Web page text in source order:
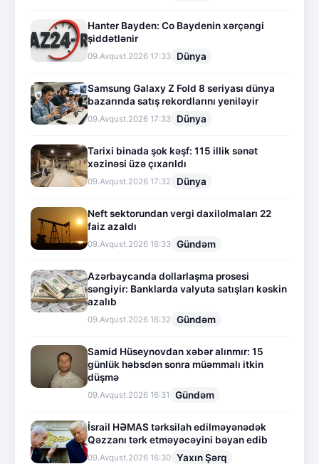
Hanter Bayden: Co Baydenin xərçəngi
şiddətlənir
09.Avqust.2026 17:33 Dünya
Samsung Galaxy Z Fold 8 seriyası dünya
bazarında satış rekordlarını yeniləyir
09.Avqust.2026 17:33 Dünya
Tarixi binada şok kəşf: 115 illik sənət
xəzinəsi üzə çıxarıldı
09.Avqust.2026 17:32 Dünya
Neft sektorundan vergi daxilolmaları 22
faiz azaldı
09.Avqust.2026 16:33 Gündəm
Azərbaycanda dollarlaşma prosesi
səngiyir: Banklarda valyuta satışları kəskin
azalıb
09.Avqust.2026 16:32 Gündəm
Samid Hüseynovdan xəbər alınmır: 15
günlük həbsdən sonra müəmmalı itkin
düşmə
09.Avqust.2026 16:31 Gündəm
İsrail HƏMAS tərksilah edilməyənədək
Qəzzanı tərk etməyəcəyini bəyan edib
09.Avqust.2026 16:30 Yaxın Şərq